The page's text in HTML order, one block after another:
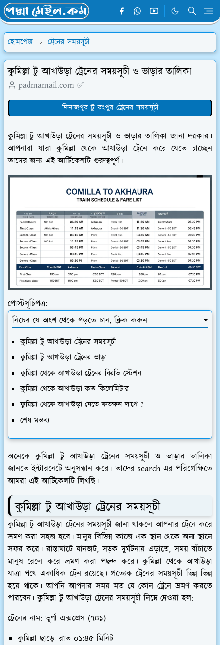
হোমপেজ ট্রেনের সময়সূচী
কুমিল্লা টু আখাউড়া ট্রেনের সময়সূচী ও ভাড়ার তালিকা
padmamail.com ✅
দিনাজপুর টু রংপুর ট্রেনের সময়সূচী
কুমিল্লা টু আখাউড়া ট্রেনের সময়সূচী ও ভাড়ার তালিকা জানা দরকার।
আপনারা যারা কুমিল্লা থেকে আখাউড়া ট্রেনে করে যেতে চাচ্ছেন
তাদের জন্য এই আর্টিকেলটি গুরুত্বপূর্ণ।
পোস্টসূচিপত্র:
নিচের যে অংশ থেকে পড়তে চান, ক্লিক করুন
কুমিল্লা টু আখাউড়া ট্রেনের সময়সূচী
কুমিল্লা টু আখাউড়া ট্রেনের ভাড়া
কুমিল্লা থেকে আখাউড়া ট্রেনের বিরতি স্টেশন
কুমিল্লা থেকে আখাউড়া কত কিলোমিটার
কুমিল্লা থেকে আখাউড়া যেতে কতক্ষন লাগে ?
শেষ মন্তব্য
অনেকে কুমিল্লা টু আখাউড়া ট্রেনের সময়সূচী ও ভাড়ার তালিকা
জানতে ইন্টারনেটে অনুসন্ধান করে। তাদের search এর পরিপ্রেক্ষিতে
আমরা এই আর্টিকেলটি লিখছি।
কুমিল্লা টু আখাউড়া ট্রেনের সময়সূচী
কুমিল্লা টু আখাউড়া ট্রেনের সময়সূচী জানা থাকলে আপনার ট্রেনে করে
ভ্রমণ করা সহজ হবে। মানুষ বিভিন্ন কাজে এক স্থান থেকে অন্য স্থানে
সফর করে। রাস্তাঘাটে যানজট, সড়ক দুর্ঘটনায় এড়াতে, সময় বাঁচাতে
মানুষ রেলে করে ভ্রমণ করা পছন্দ করে। কুমিল্লা থেকে আখাউড়া
যাত্রা পথে একাধিক ট্রেন রয়েছে। প্রত্যেক ট্রেনের সময়সূচী ভিন্ন ভিন্ন
হয়ে থাকে। আপনি আপনার সময় মত যে কোন ট্রেনে ভ্রমণ করতে
পারবেন। কুমিল্লা টু আখাউড়া ট্রেনের সময়সূচী নিম্নে দেওয়া হল:
ট্রেনের নাম: তূর্ণা এক্সপ্রেস (৭৪১)
কুমিল্লা ছাড়ে: রাত ০১:৪৫ মিনিট